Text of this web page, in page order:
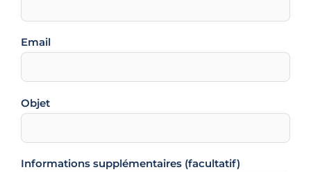
Email
Objet
Informations supplémentaires (facultatif)